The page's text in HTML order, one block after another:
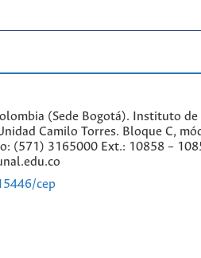
(Sede Bogotá). Instituto
Camilo Torres. Bloque C,
(571) 3165000 Ext.: 10858 –
cep